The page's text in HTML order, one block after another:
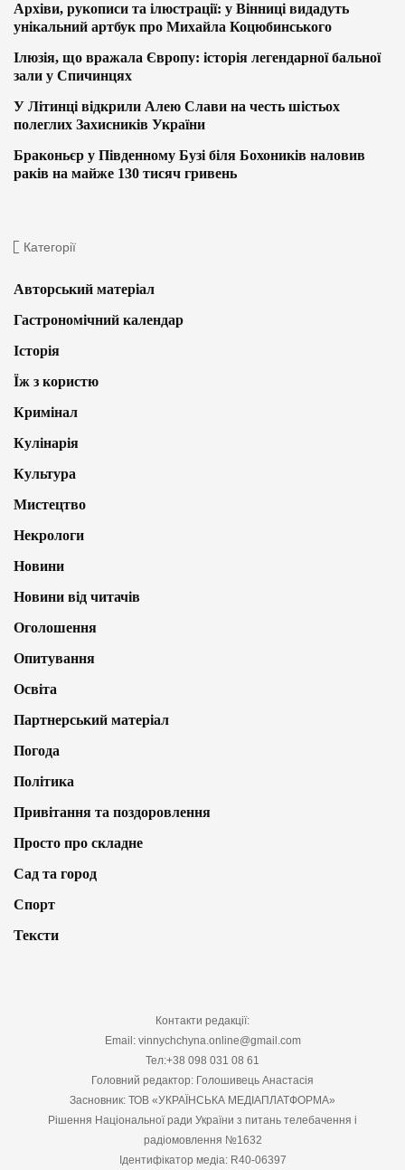
Архіви, рукописи та ілюстрації: у Вінниці видадуть
унікальний артбук про Михайла Коцюбинського
Ілюзія, що вражала Європу: історія легендарної бальної
зали у Спичинцях
У Літинці відкрили Алею Слави на честь шістьох
полеглих Захисників України
Браконьєр у Південному Бузі біля Бохоників наловив
раків на майже 130 тисяч гривень
Категорії
Авторський матеріал
Гастрономічний календар
Історія
Їж з користю
Кримінал
Кулінарія
Культура
Мистецтво
Некрологи
Новини
Новини від читачів
Оголошення
Опитування
Освіта
Партнерський матеріал
Погода
Політика
Привітання та поздоровлення
Просто про складне
Сад та город
Спорт
Тексти
Контакти редакції:
Email: vinnychchyna.online@gmail.com
Тел:+38 098 031 08 61
Головний редактор: Голошивець Анастасія
Засновник: ТОВ «УКРАЇНСЬКА МЕДІАПЛАТФОРМА»
Рішення Національної ради України з питань телебачення і
радіомовлення №1632
Ідентифікатор медіа: R40-06397